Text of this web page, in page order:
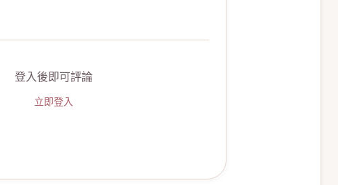
登入後即可評論
立即登入